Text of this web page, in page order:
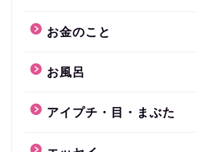
お金のこと
お風呂
アイプチ・目・まぶた